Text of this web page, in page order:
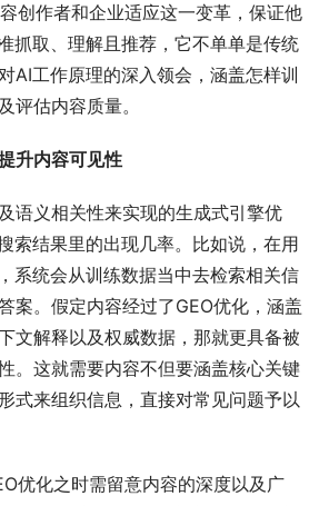
创作者和企业适应这一变革，保证他
抓取、理解且推荐，它不单单是传统
AI工作原理的深入领会，涵盖怎样训
评估内容质量。
升内容可见性
语义相关性来实现的生成式引擎优
索结果里的出现几率。比如说，在用
系统会从训练数据当中去检索相关信
案。假定内容经过了GEO优化，涵盖
文解释以及权威数据，那就更具备被
。这就需要内容不但要涵盖核心关键
式来组织信息，直接对常见问题予以
优化之时需留意内容的深度以及广